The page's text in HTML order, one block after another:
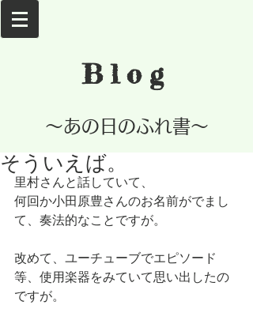
Blog
​～あの日のふれ書～
そういえば。
里村さんと話していて、
何回か小田原豊さんのお名前がでまし
て、奏法的なことですが。
改めて、ユーチューブでエピソード
等、使用楽器をみていて思い出したの
ですが。